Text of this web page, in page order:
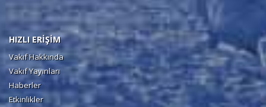
HIZLI ERİŞİM
Vakıf Hakkında
Vakıf Yayınları
Haberler
Etkinlikler